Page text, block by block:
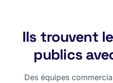
Ils trouvent
publics
Des équipes